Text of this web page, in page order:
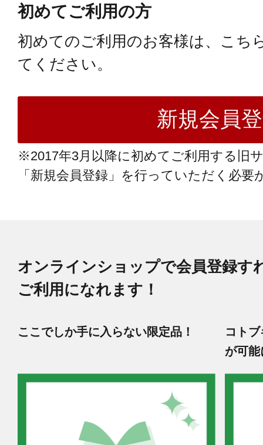
初めてご利用の方
初めてのご利用のお客様は、こち
てください。
※2017年3月以降に初めてご利用する旧
「新規会員登録」を行っていただく必要
オンラインショップで会員登録す
ご利用になれます！
ここでしか手に入らない限定品！
コト
が可能